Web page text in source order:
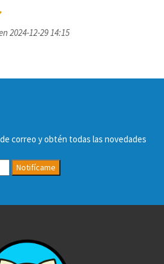
2024-12-29 14:15
correo y obtén todas las novedades
Notifícame